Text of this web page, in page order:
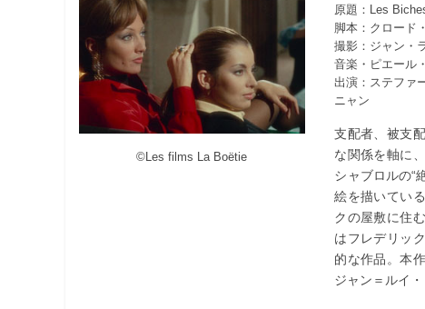
©︎Les films La Boëtie
原題：Les
脚本：クロード
撮影：ジャン・
音楽・ピエール
出演：ステファ
ニャン
支配者、被支
な関係を軸に
シャブロルの“
絵を描いてい
クの屋敷に住
はフレデリッ
的な作品。本
ジャン＝ルイ